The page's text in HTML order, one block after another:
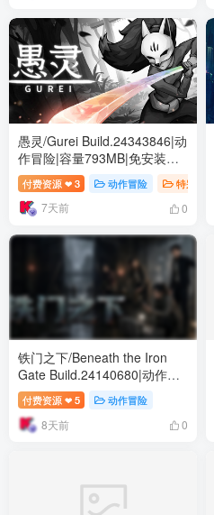
愚灵/Gurei Build.24343846|动
作冒险|容量793MB|免安装绿
色中文版
付费资源 ❤ 3 动作冒险 特别好评
7天前 0
铁门之下/Beneath the Iron
Gate Build.24140680|动作冒
险|容量5.7GB|免安装绿色中文
版付费资源 ❤ 5 动作冒险
8天前 0